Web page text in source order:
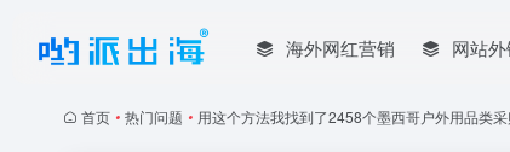
海外网红营销 网站
首页 • 热门问题 • 用这个方法我找到了2458个墨西哥户外用品类